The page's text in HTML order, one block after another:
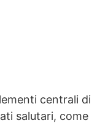
centrali di
salutari, come